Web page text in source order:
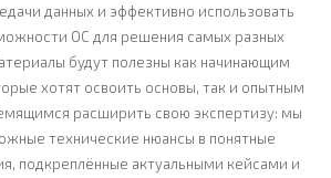
данных и эффективно использовать
ОС для решения самых разных
будут полезны как начинающим
хотят освоить основы, так и опытным
расширить свою экспертизу: мы
технические нюансы в понятные
подкреплённые актуальными кейсами и